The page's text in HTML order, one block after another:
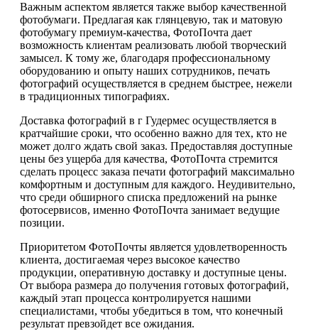
Важным аспектом является также выбор качественной
фотобумаги. Предлагая как глянцевую, так и матовую
фотобумагу премиум-качества, ФотоПочта дает
возможность клиентам реализовать любой творческий
замысел. К тому же, благодаря профессиональному
оборудованию и опыту наших сотрудников, печать
фотографий осуществляется в среднем быстрее, нежели
в традиционных типографиях.
Доставка фотографий в г Гудермес осуществляется в
кратчайшие сроки, что особенно важно для тех, кто не
может долго ждать свой заказ. Предоставляя доступные
цены без ущерба для качества, ФотоПочта стремится
сделать процесс заказа печати фотографий максимально
комфортным и доступным для каждого. Неудивительно,
что среди обширного списка предложений на рынке
фотосервисов, именно ФотоПочта занимает ведущие
позиции.
Приоритетом ФотоПочты является удовлетворенность
клиента, достигаемая через высокое качество
продукции, оперативную доставку и доступные цены.
От выбора размера до получения готовых фотографий,
каждый этап процесса контролируется нашими
специалистами, чтобы убедиться в том, что конечный
результат превзойдет все ожидания.